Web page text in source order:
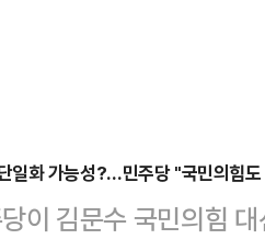
일화 가능성?…민주당 "국민의힘도
이 김문수 국민의힘